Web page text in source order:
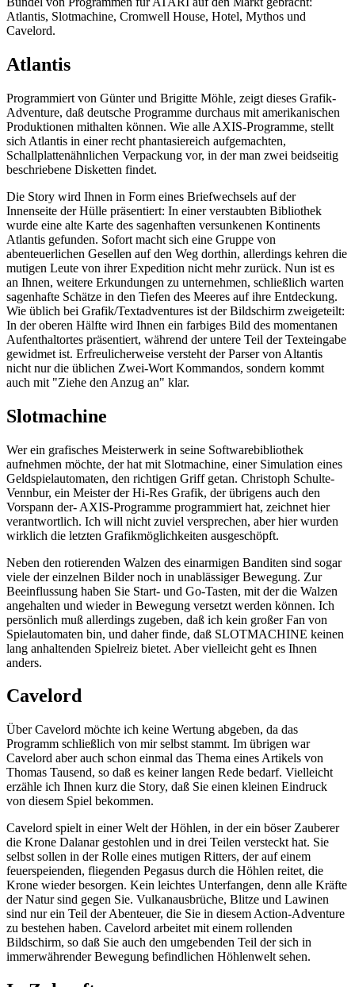
Atlantis, Slotmachine, Cromwell House, Hotel, Mythos und
Cavelord.
Atlantis
Programmiert von Günter und Brigitte Möhle, zeigt dieses Grafik-
Adventure, daß deutsche Programme durchaus mit amerikanischen
Produktionen mithalten können. Wie alle AXIS-Programme, stellt
sich Atlantis in einer recht phantasiereich aufgemachten,
Schallplattenähnlichen Verpackung vor, in der man zwei beidseitig
beschriebene Disketten findet.
Die Story wird Ihnen in Form eines Briefwechsels auf der
Innenseite der Hülle präsentiert: In einer verstaubten Bibliothek
wurde eine alte Karte des sagenhaften versunkenen Kontinents
Atlantis gefunden. Sofort macht sich eine Gruppe von
abenteuerlichen Gesellen auf den Weg dorthin, allerdings kehren die
mutigen Leute von ihrer Expedition nicht mehr zurück. Nun ist es
an Ihnen, weitere Erkundungen zu unternehmen, schließlich warten
sagenhafte Schätze in den Tiefen des Meeres auf ihre Entdeckung.
Wie üblich bei Grafik/Textadventures ist der Bildschirm zweigeteilt:
In der oberen Hälfte wird Ihnen ein farbiges Bild des momentanen
Aufenthaltortes präsentiert, während der untere Teil der Texteingabe
gewidmet ist. Erfreulicherweise versteht der Parser von Altantis
nicht nur die üblichen Zwei-Wort Kommandos, sondern kommt
auch mit "Ziehe den Anzug an" klar.
Slotmachine
Wer ein grafisches Meisterwerk in seine Softwarebibliothek
aufnehmen möchte, der hat mit Slotmachine, einer Simulation eines
Geldspielautomaten, den richtigen Griff getan. Christoph Schulte-
Vennbur, ein Meister der Hi-Res Grafik, der übrigens auch den
Vorspann der- AXIS-Programme programmiert hat, zeichnet hier
verantwortlich. Ich will nicht zuviel versprechen, aber hier wurden
wirklich die letzten Grafikmöglichkeiten ausgeschöpft.
Neben den rotierenden Walzen des einarmigen Banditen sind sogar
viele der einzelnen Bilder noch in unablässiger Bewegung. Zur
Beeinflussung haben Sie Start- und Go-Tasten, mit der die Walzen
angehalten und wieder in Bewegung versetzt werden können. Ich
persönlich muß allerdings zugeben, daß ich kein großer Fan von
Spielautomaten bin, und daher finde, daß SLOTMACHINE keinen
lang anhaltenden Spielreiz bietet. Aber vielleicht geht es Ihnen
anders.
Cavelord
Über Cavelord möchte ich keine Wertung abgeben, da das
Programm schließlich von mir selbst stammt. Im übrigen war
Cavelord aber auch schon einmal das Thema eines Artikels von
Thomas Tausend, so daß es keiner langen Rede bedarf. Vielleicht
erzähle ich Ihnen kurz die Story, daß Sie einen kleinen Eindruck
von diesem Spiel bekommen.
Cavelord spielt in einer Welt der Höhlen, in der ein böser Zauberer
die Krone Dalanar gestohlen und in drei Teilen versteckt hat. Sie
selbst sollen in der Rolle eines mutigen Ritters, der auf einem
feuerspeienden, fliegenden Pegasus durch die Höhlen reitet, die
Krone wieder besorgen. Kein leichtes Unterfangen, denn alle Kräfte
der Natur sind gegen Sie. Vulkanausbrüche, Blitze und Lawinen
sind nur ein Teil der Abenteuer, die Sie in diesem Action-Adventure
zu bestehen haben. Cavelord arbeitet mit einem rollenden
Bildschirm, so daß Sie auch den umgebenden Teil der sich in
immerwährender Bewegung befindlichen Höhlenwelt sehen.